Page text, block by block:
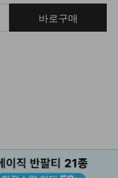
바로구매